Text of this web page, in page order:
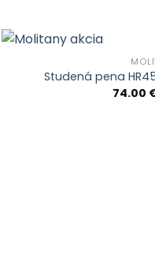
Studená pena
74.00